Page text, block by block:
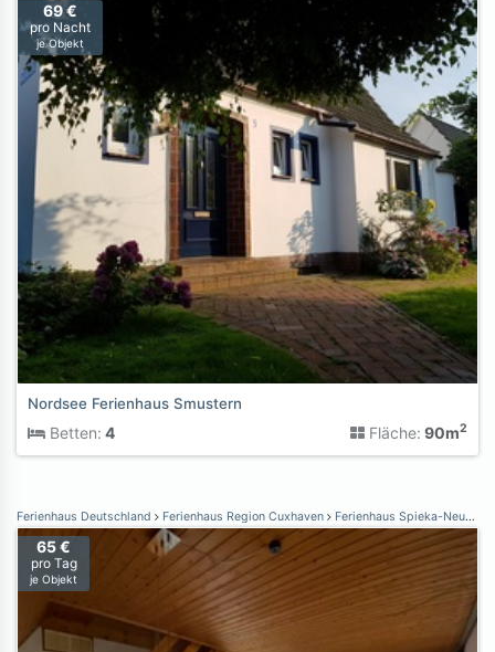
69 €
pro Nacht
je Objekt
Nordsee Ferienhaus Smustern
Betten: 4 Fläche: 90m2
Ferienhaus Deutschland Ferienhaus Region Cuxhaven Ferienhaus Spieka-Neufeld
65 €
pro Tag
je Objekt